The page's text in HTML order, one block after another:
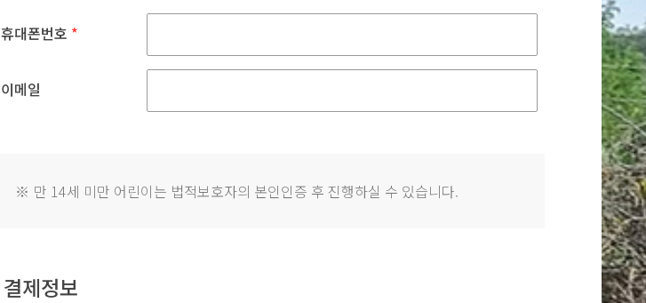
휴대폰번호 *
이메일
※ 만 14세 미만 어린이는 법적보호자의 본인인증 후 진행하실 수 있습니다.
결제정보